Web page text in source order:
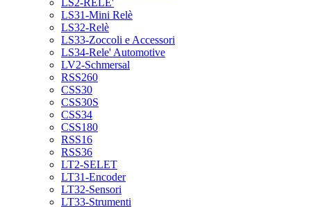
LS2-RELE'
LS31-Mini Relè
LS32-Relè
LS33-Zoccoli e Accessori
LS34-Rele' Automotive
LV2-Schmersal
RSS260
CSS30
CSS30S
CSS34
CSS180
RSS16
RSS36
LT2-SELET
LT31-Encoder
LT32-Sensori
LT33-Strumenti